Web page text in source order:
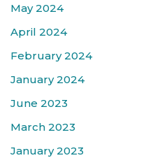
May 2024
April 2024
February 2024
January 2024
June 2023
March 2023
January 2023